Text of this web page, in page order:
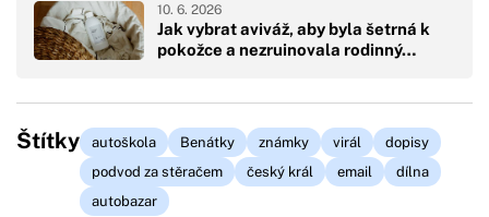
Jak vybrat aviváž, aby byla šetrná k
pokožce a nezruinovala rodinný…
10. 6. 2026
Štítky autoškola Benátky známky virál
dopisy
podvod za stěračem
český král email
dílna
autobazar